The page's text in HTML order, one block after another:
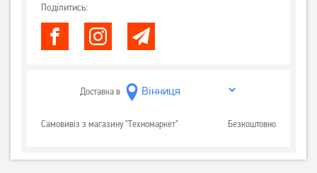
Поділитись:
Доставка в
Самовивіз з магазину "Техномаркет" Безкоштовно